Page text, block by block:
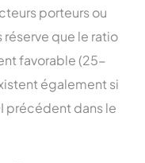
porteurs ou
réserve que le ratio
favorable (25-
également si
précédent dans le